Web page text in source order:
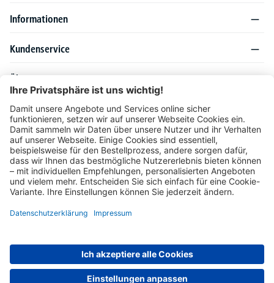
Informationen
Kundenservice
Über DELTA-V
Produktsortiment
Ratgeber
Folgen Sie uns auch auf
Unser Angebot richtet sich ausschließlich an Industrie, Handel, Gewerbe und
europäische Ausland gelten Sonderkonditionen, die auf Anfrage mitgeteilt werden.